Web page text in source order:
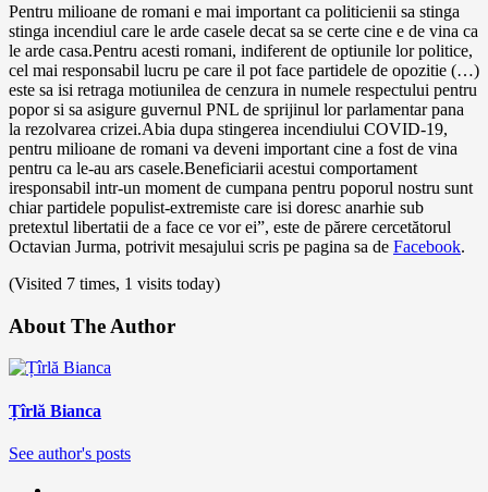
Pentru milioane de romani e mai important ca politicienii sa stinga
stinga incendiul care le arde casele decat sa se certe cine e de vina ca
le arde casa.Pentru acesti romani, indiferent de optiunile lor politice,
cel mai responsabil lucru pe care il pot face partidele de opozitie (…)
este sa isi retraga motiunilea de cenzura in numele respectului pentru
popor si sa asigure guvernul PNL de sprijinul lor parlamentar pana
la rezolvarea crizei.Abia dupa stingerea incendiului COVID-19,
pentru milioane de romani va deveni important cine a fost de vina
pentru ca le-au ars casele.Beneficiarii acestui comportament
iresponsabil intr-un moment de cumpana pentru poporul nostru sunt
chiar partidele populist-extremiste care isi doresc anarhie sub
pretextul libertatii de a face ce vor ei”, este de părere cercetătorul
Octavian Jurma, potrivit mesajului scris pe pagina sa de Facebook.
(Visited 7 times, 1 visits today)
About The Author
Țîrlă Bianca
See author's posts